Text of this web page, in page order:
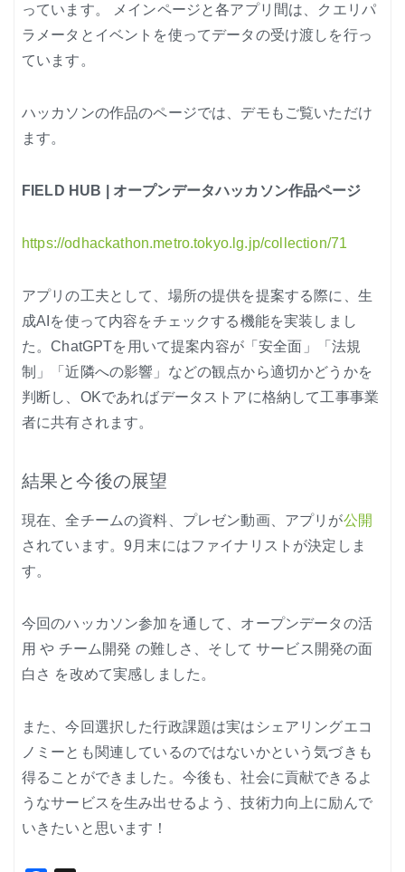
っています。 メインページと各アプリ間は、クエリパ
ラメータとイベントを使ってデータの受け渡しを行っ
ています。
ハッカソンの作品のページでは、デモもご覧いただけ
ます。
FIELD HUB | オープンデータハッカソン作品ページ
https://odhackathon.metro.tokyo.lg.jp/collection/71
アプリの工夫として、場所の提供を提案する際に、生
成AIを使って内容をチェックする機能を実装しまし
た。ChatGPTを用いて提案内容が「安全面」「法規
制」「近隣への影響」などの観点から適切かどうかを
判断し、OKであればデータストアに格納して工事事業
者に共有されます。
結果と今後の展望
現在、全チームの資料、プレゼン動画、アプリが公開
されています。9月末にはファイナリストが決定しま
す。
今回のハッカソン参加を通して、オープンデータの活
用 や チーム開発 の難しさ、そして サービス開発の面
白さ を改めて実感しました。
また、今回選択した行政課題は実はシェアリングエコ
ノミーとも関連しているのではないかという気づきも
得ることができました。今後も、社会に貢献できるよ
うなサービスを生み出せるよう、技術力向上に励んで
いきたいと思います！